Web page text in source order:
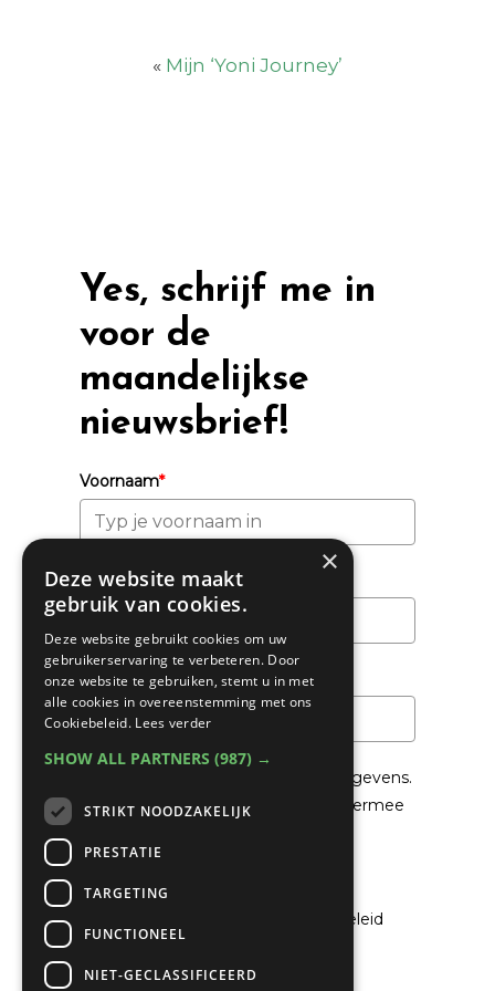
« Mijn ‘Yoni Journey’
Yes, schrijf me in
voor de
maandelijkse
nieuwsbrief!
Voornaam*
Achternaam
Email*
We gaan voorzichtig om met je gegevens.
Lees in hetPrivacybeleid
hoe we hiermee
Ik ga akkoord met het privacybeleid
×
Deze website maakt
gebruik van cookies.
Deze website gebruikt cookies om uw
gebruikerservaring te verbeteren. Door
onze website te gebruiken, stemt u in met
alle cookies in overeenstemming met ons
Cookiebeleid. Lees verder
SHOW ALL PARTNERS (987) →
STRIKT NOODZAKELIJK
PRESTATIE
TARGETING
FUNCTIONEEL
NIET-GECLASSIFICEERD